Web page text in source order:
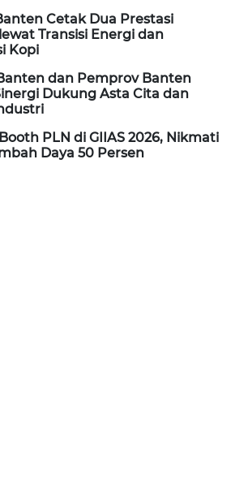
Cetak Dua Prestasi
Transisi Energi dan
Kopi
dan Pemprov Banten
Dukung Asta Cita dan
PLN di GIIAS 2026, Nikmati
Daya 50 Persen